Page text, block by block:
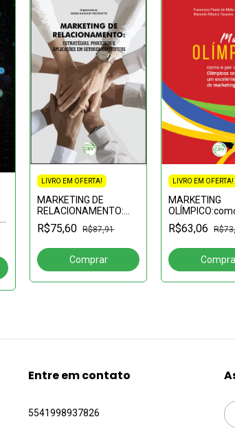
LIVRO EM OFERTA!
MARKETING DE
RELACIONAMENTO:
estratégias, processos
e aplicações em
R$75,60 R$87,91
LIVRO EM OFERTA!
MARKETING
que os Jogos
Olímpicos se
de marketing
R$63,06
Entre em contato
5541998937826